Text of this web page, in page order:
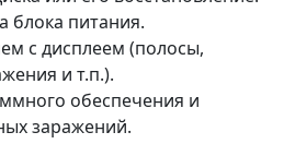
блока питания.
с дисплеем (полосы,
и т.п.).
обеспечения и
заражений.